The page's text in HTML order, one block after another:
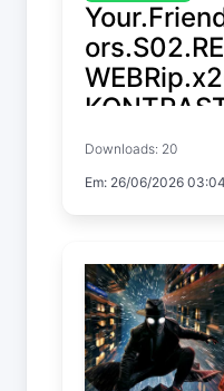
Temp. 2 Pack
Downloads: 20
Em: 26/06/2026 03:04